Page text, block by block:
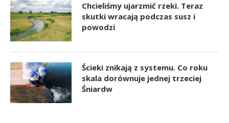
Chcieliśmy ujarzmić rzeki. Teraz
skutki wracają podczas susz i
powodzi
Ścieki znikają z systemu. Co roku
skala dorównuje jednej trzeciej
Śniardw